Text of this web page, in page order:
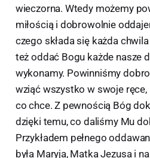
wieczorna. Wtedy możemy
miłością i dobrowolnie
czego składa się każda
też oddać Bogu każde nasze
wykonamy. Powinniśmy
wziąć wszystko w swoje ręce,
co chce. Z pewnością Bóg
dzięki temu, co daliśmy Mu
Przykładem pełnego
była Maryja, Matka Jezusa i